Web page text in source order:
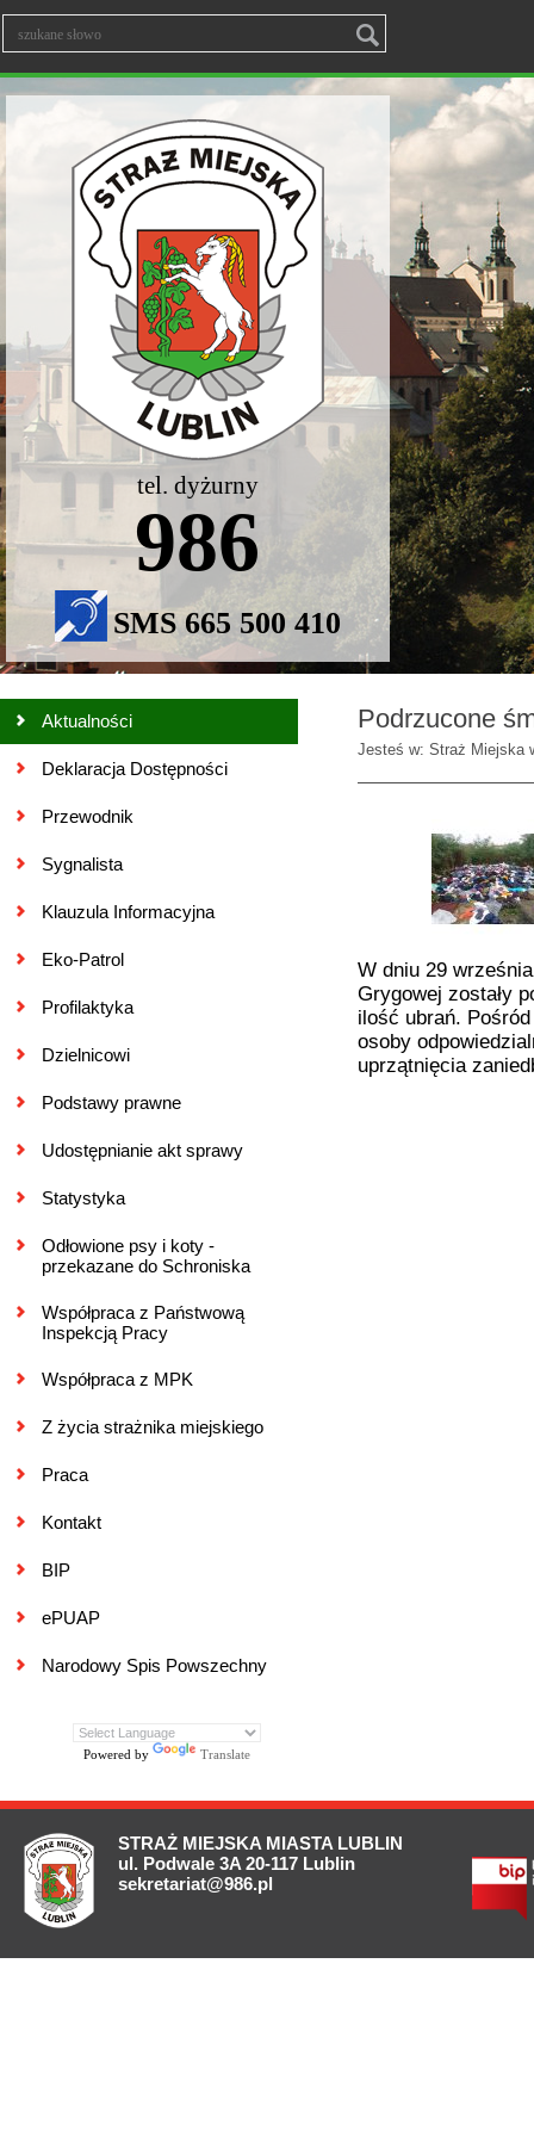
tel. dyżurny
986
SMS 665 500 410
Aktualności
Deklaracja Dostępności
Przewodnik
Sygnalista
Klauzula Informacyjna
Eko-Patrol
Profilaktyka
Dzielnicowi
Podstawy prawne
Udostępnianie akt sprawy
Statystyka
Odłowione psy i koty -
przekazane do Schroniska
Współpraca z Państwową
Inspekcją Pracy
Współpraca z MPK
Z życia strażnika miejskiego
Praca
Kontakt
BIP
ePUAP
Narodowy Spis Powszechny
Powered by Translate
Podrzucone
Jesteś w: Straż Miejska
W dniu 29
Grygowej zostały
ilość ubrań.
osoby
uprzątnięcia
STRAŻ MIEJSKA MIASTA LUBLIN
ul. Podwale 3A 20-117 Lublin
sekretariat@986.pl